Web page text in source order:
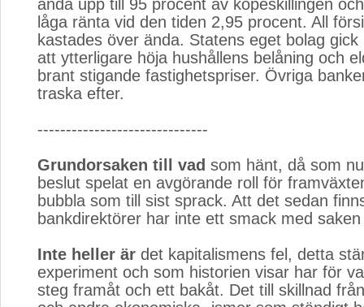
ända upp till 95 procent av köpeskillingen
låga ränta vid den tiden 2,95 procent. All
kastades över ända. Statens eget bolag
att ytterligare höja hushållens belåning och
brant stigande fastighetspriser. Övriga
traska efter.
------------------------------
Grundorsaken till vad som hänt, då som
beslut spelat en avgörande roll för
bubbla som till sist sprack. Att det sedan
bankdirektörer har inte ett smack med
Inte heller är det kapitalismens fel, detta
experiment och som historien visar har för
steg framåt och ett bakåt. Det till skillnad